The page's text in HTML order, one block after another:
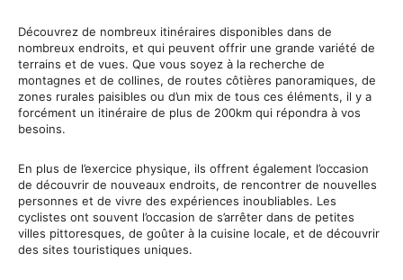
Découvrez de nombreux itinéraires disponibles dans de
nombreux endroits, et qui peuvent offrir une grande variété de
terrains et de vues. Que vous soyez à la recherche de
montagnes et de collines, de routes côtières panoramiques, de
zones rurales paisibles ou d’un mix de tous ces éléments, il y a
forcément un itinéraire de plus de 200km qui répondra à vos
besoins.
En plus de l’exercice physique, ils offrent également l’occasion
de découvrir de nouveaux endroits, de rencontrer de nouvelles
personnes et de vivre des expériences inoubliables. Les
cyclistes ont souvent l’occasion de s’arrêter dans de petites
villes pittoresques, de goûter à la cuisine locale, et de découvrir
des sites touristiques uniques.